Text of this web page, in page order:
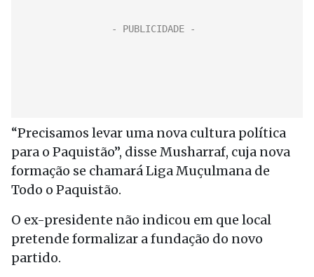
“Precisamos levar uma nova cultura política
para o Paquistão”, disse Musharraf, cuja nova
formação se chamará Liga Muçulmana de
Todo o Paquistão.
O ex-presidente não indicou em que local
pretende formalizar a fundação do novo
partido.